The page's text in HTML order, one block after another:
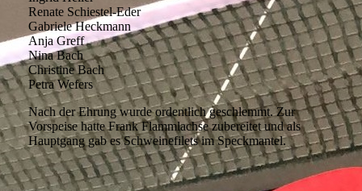
Renate Schiestel-Eder
Gabriele Heckmann
Anja Greff
Nina Bach
Christine Bach
Petra Wefers
Nach der Ehrung wurde ordentlich geschlemmt. Zur
Vorspeise hatte Frank Flammlachse zubereitet und als
Hauptgang gab es Schweinefilets im Speckmantel.